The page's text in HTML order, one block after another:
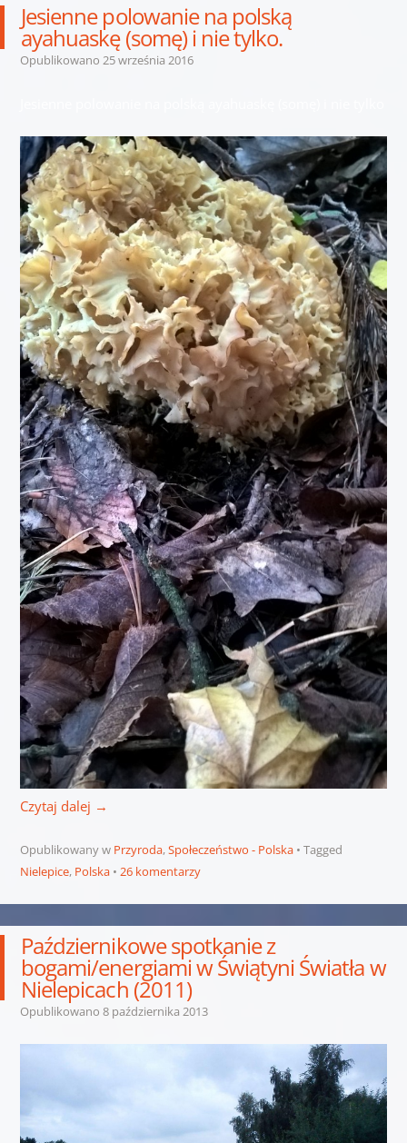
Jesienne polowanie na polską
ayahuaskę (somę) i nie tylko.
Opublikowano 25 września 2016
Czytaj dalej →
Opublikowany w Przyroda,Społeczeństwo - Polska
Tagged
Nielepice, Polska 26 komentarzy
Październikowe spotkanie z
bogami/energiami w Świątyni Światła w
Nielepicach (2011)
Opublikowano 8 października 2013